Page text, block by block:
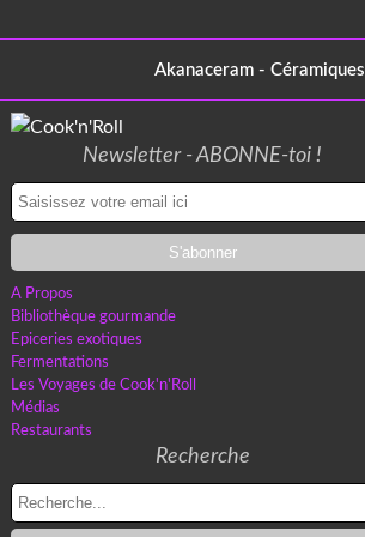
Akanaceram - Céramiques
Newsletter - ABONNE-toi !
A Propos
Bibliothèque gourmande
Epiceries exotiques
Fermentations
Les Voyages de Cook'n'Roll
Médias
Restaurants
Recherche